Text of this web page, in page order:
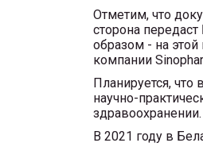
Отметим, что
сторона
образом - на этой
компании
Планируется, что
научно-
здравоохранении.
В 2021 году в